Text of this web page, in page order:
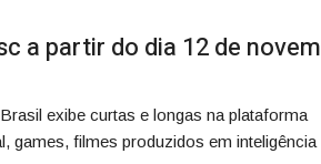
a partir do dia 12 de novem
exibe curtas e longas na plataforma
games, filmes produzidos em inteligência